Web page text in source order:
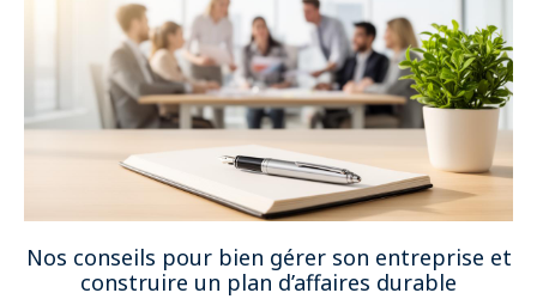
Nos conseils pour bien gérer son entreprise et
construire un plan d’affaires durable